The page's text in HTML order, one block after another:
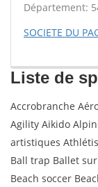
Département:
SOCIETE DU
Liste de
Accrobranche
Agility Aikido
artistiques
Ball trap Ballet
Beach soccer